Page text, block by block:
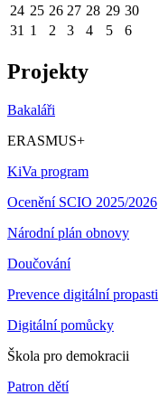
24 25 26 27 28 29 30
31 1 2 3 4 5 6
Projekty
Bakaláři
ERASMUS+
KiVa program
Ocenění SCIO 2025/2026
Národní plán obnovy
Doučování
Prevence digitální propasti
Digitální pomůcky
Škola pro demokracii
Patron dětí